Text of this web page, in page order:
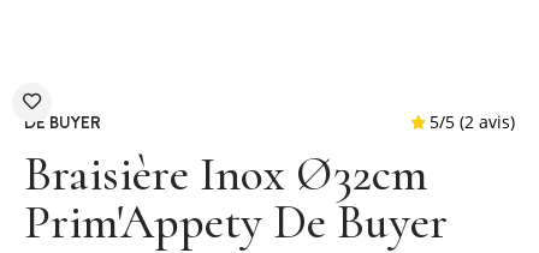
DE BUYER
Braisière Inox Ø32cm
Prim'Appety De Buyer